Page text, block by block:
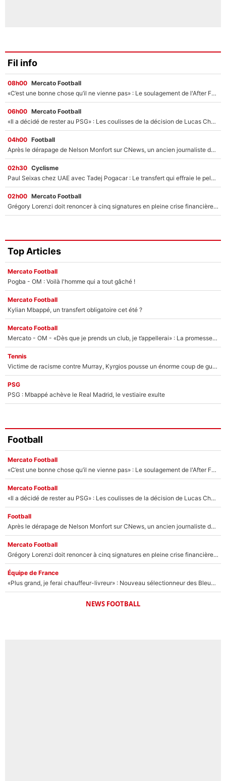
Fil info
08h00 Mercato Football
«C’est une bonne chose qu’il ne vienne pas» : Le soulagement de l'After Foot après le transfert avorté de Yan Diomandé au PSG
06h00 Mercato Football
«Il a décidé de rester au PSG» : Les coulisses de la décision de Lucas Chevalier pour son transfert
04h00 Football
Après le dérapage de Nelson Monfort sur CNews, un ancien journaliste de France Télévisions relance la polémique sur les incendies en Gironde
02h30 Cyclisme
Paul Seixas chez UAE avec Tadej Pogacar : Le transfert qui effraie le peloton, «c’est la pire des choses qui puisse arriver»
02h00 Mercato Football
Grégory Lorenzi doit renoncer à cinq signatures en pleine crise financière : L’IA propose sept noms à l’OM pour un mercato réussi... à seulement 5M€ !
Top Articles
Mercato Football
Pogba - OM : Voilà l'homme qui a tout gâché !
Mercato Football
Kylian Mbappé, un transfert obligatoire cet été ?
Mercato Football
Mercato - OM - «Dès que je prends un club, je t’appellerai» : La promesse de Marcelino au moment de claquer la porte
Tennis
Victime de racisme contre Murray, Kyrgios pousse un énorme coup de gueule !
PSG
PSG : Mbappé achève le Real Madrid, le vestiaire exulte
Football
Mercato Football
«C’est une bonne chose qu’il ne vienne pas» : Le soulagement de l'After Foot après le transfert avorté de Yan Diomandé au PSG
Mercato Football
«Il a décidé de rester au PSG» : Les coulisses de la décision de Lucas Chevalier pour son transfert
Football
Après le dérapage de Nelson Monfort sur CNews, un ancien journaliste de France Télévisions relance la polémique sur les incendies en Gironde
Mercato Football
Grégory Lorenzi doit renoncer à cinq signatures en pleine crise financière : L’IA propose sept noms à l’OM pour un mercato réussi... à seulement 5M€ !
Équipe de France
«Plus grand, je ferai chauffeur-livreur» : Nouveau sélectionneur des Bleus, Zinédine Zidane s’était imaginé un avenir très différent lorsqu'il était enfant
NEWS FOOTBALL